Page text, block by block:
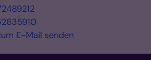
E-Mail senden